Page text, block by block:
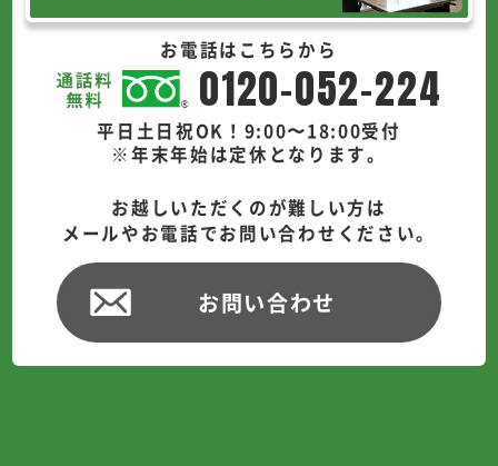
お電話はこちらから
0120-052-224
平日土日祝OK！9:00〜18:00受付
※年末年始は定休となります。
お越しいただくのが難しい方は
メールやお電話でお問い合わせください。
お問い合わせ